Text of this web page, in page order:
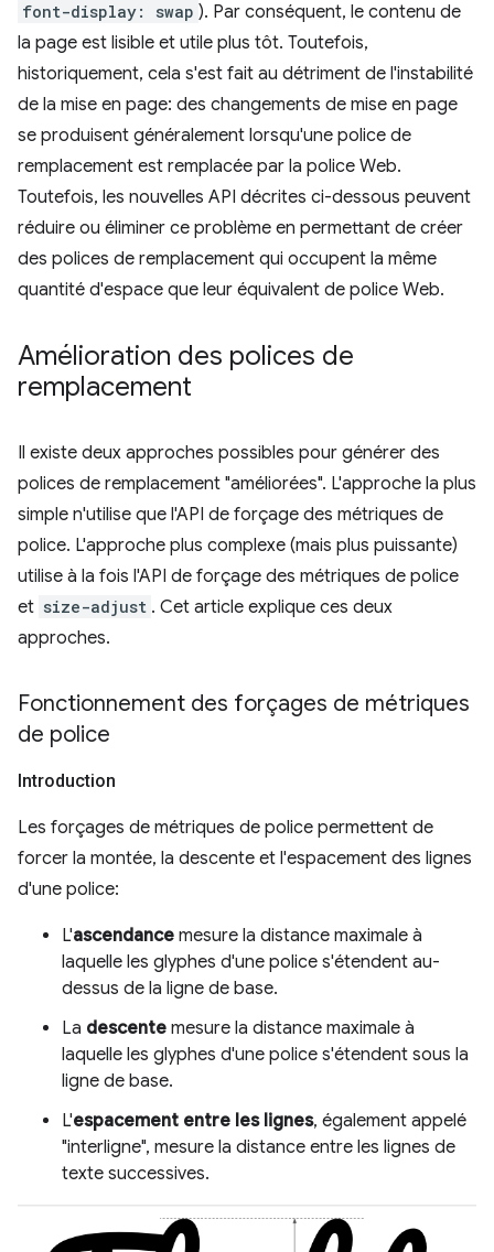
font-display: swap ). Par conséquent, le contenu de
la page est lisible et utile plus tôt. Toutefois,
historiquement, cela s'est fait au détriment de l'instabilité
de la mise en page: des changements de mise en page
se produisent généralement lorsqu'une police de
remplacement est remplacée par la police Web.
Toutefois, les nouvelles API décrites ci-dessous peuvent
réduire ou éliminer ce problème en permettant de créer
des polices de remplacement qui occupent la même
quantité d'espace que leur équivalent de police Web.
Amélioration des polices de
remplacement
Il existe deux approches possibles pour générer des
polices de remplacement "améliorées". L'approche la plus
simple n'utilise que l'API de forçage des métriques de
police. L'approche plus complexe (mais plus puissante)
utilise à la fois l'API de forçage des métriques de police
et size-adjust . Cet article explique ces deux
approches.
Fonctionnement des forçages de métriques
de police
Introduction
Les forçages de métriques de police permettent de
forcer la montée, la descente et l'espacement des lignes
d'une police:
L'ascendance mesure la distance maximale à
laquelle les glyphes d'une police s'étendent au-
dessus de la ligne de base.
La descente mesure la distance maximale à
laquelle les glyphes d'une police s'étendent sous la
ligne de base.
L'espacement entre les lignes, également appelé
"interligne", mesure la distance entre les lignes de
texte successives.